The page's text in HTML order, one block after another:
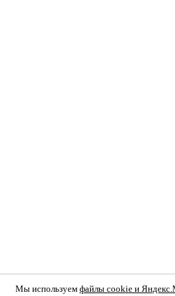
Мы используем файлы cookie и